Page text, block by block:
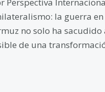
Perspectiva
la guerra
no solo ha
de una